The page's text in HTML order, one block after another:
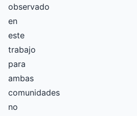
observado
en
este
trabajo
para
ambas
comunidades
no